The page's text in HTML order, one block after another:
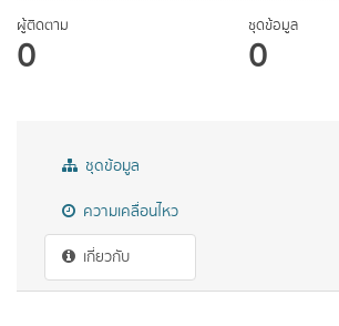
ผู้ติดตาม
0
ชุดข้อมูล
0
ชุดข้อมูล
ความเคลื่อนไหว
เกี่ยวกับ